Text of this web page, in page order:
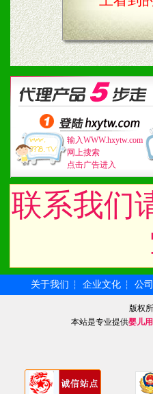
输入WWW.hxytw.com
网上搜索
点击广告进入
联系我们
关于我们 ┆ 企业文化 ┆ 公
版权
本站是专业提供婴儿